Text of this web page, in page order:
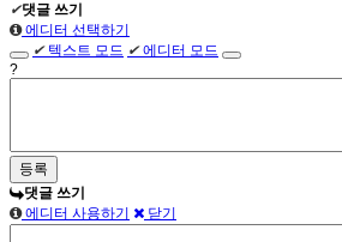
✔댓글 쓰기
에디터 선택하기
✔ 텍스트 모드 ✔에디터 모드
?
댓글 쓰기
에디터 사용하기
닫기